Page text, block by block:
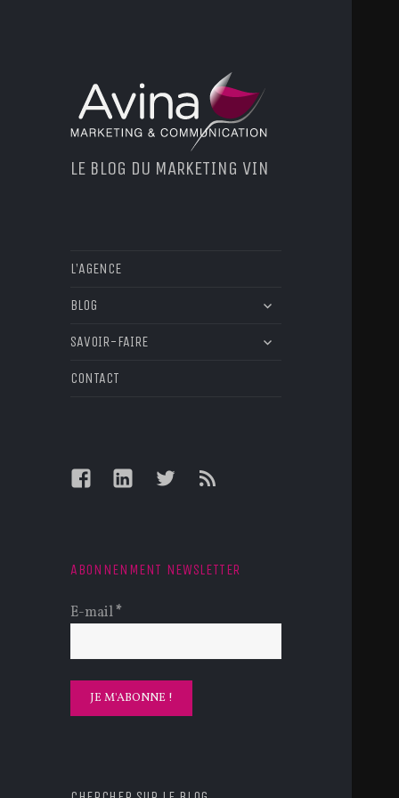
LE BLOG DU MARKETING VIN
L’AGENCE
BLOG
ouvrir
sous-
SAVOIR-FAIRE
ouvrir
CONTACT
FacebookLinkedInTwitterFeed
ABONNENMENT NEWSLETTER
E-mail*